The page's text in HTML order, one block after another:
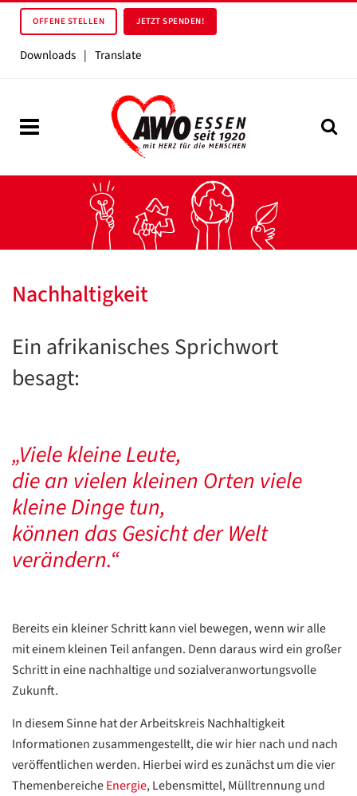
OFFENE STELLEN JETZT SPENDEN!
Downloads | Translate
Nachhaltigkeit
Ein afrikanisches Sprichwort
besagt:
„Viele kleine Leute,
die an vielen kleinen Orten viele
kleine Dinge tun,
können das Gesicht der Welt
verändern.“
Bereits ein kleiner Schritt kann viel bewegen, wenn wir alle
mit einem kleinen Teil anfangen. Denn daraus wird ein großer
Schritt in eine nachhaltige und sozialveranwortungsvolle
Zukunft.
In diesem Sinne hat der Arbeitskreis Nachhaltigkeit
Informationen zusammengestellt, die wir hier nach und nach
veröffentlichen werden. Hierbei wird es zunächst um die vier
ThemenbereicheEnergie, Lebensmittel, Mülltrennung und